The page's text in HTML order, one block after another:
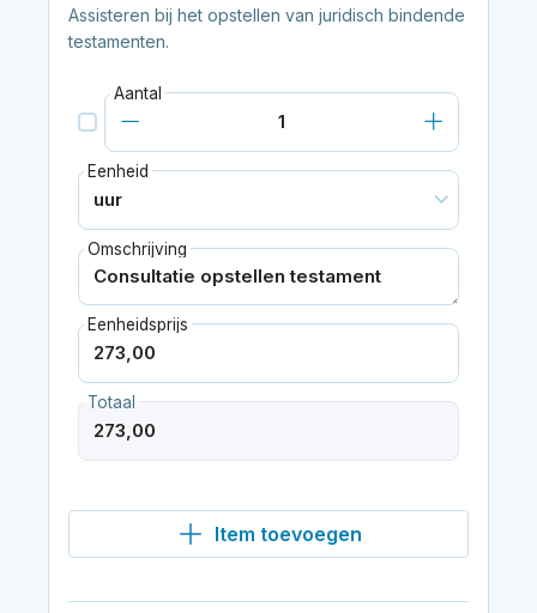
Assisteren bij het opstellen van juridisch bindende
testamenten.
Aantal
Eenheid
Omschrijving
Eenheidsprijs
Totaal
Item toevoegen